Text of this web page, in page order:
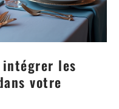
les
votre